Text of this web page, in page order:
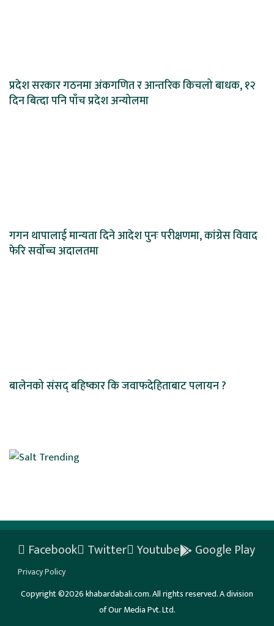
प्रदेश सरकार गठनमा अंकगणित र आन्तरिक किचलो बाधक, १२
दिन बित्दा पनि पाँच प्रदेश अन्योलमा
गगन थापालाई मान्यता दिने आदेश पुनः परीक्षणमा, कांग्रेस विवाद
फेरि सर्वोच्च अदालतमा
बालेनको संसद् बहिष्कार कि जवाफदेहिताबाट पलायन ?
Facebook Twitter Youtube Google Play
Privacy Policy
Copyright ©2026 khabardabali.com. All rights reserved. A division
of Our Media Pvt. Ltd.